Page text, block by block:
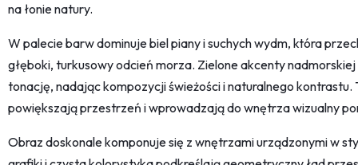
na łonie natury.
W palecie barw dominuje biel piany i suchych wydm, która
głęboki, turkusowy odcień morza. Zielone akcenty
tonację, nadając kompozycji świeżości i naturalnego
powiększają przestrzeń i wprowadzają do wnętrza wizualny
Obraz doskonale komponuje się z wnętrzami urządzonymi w